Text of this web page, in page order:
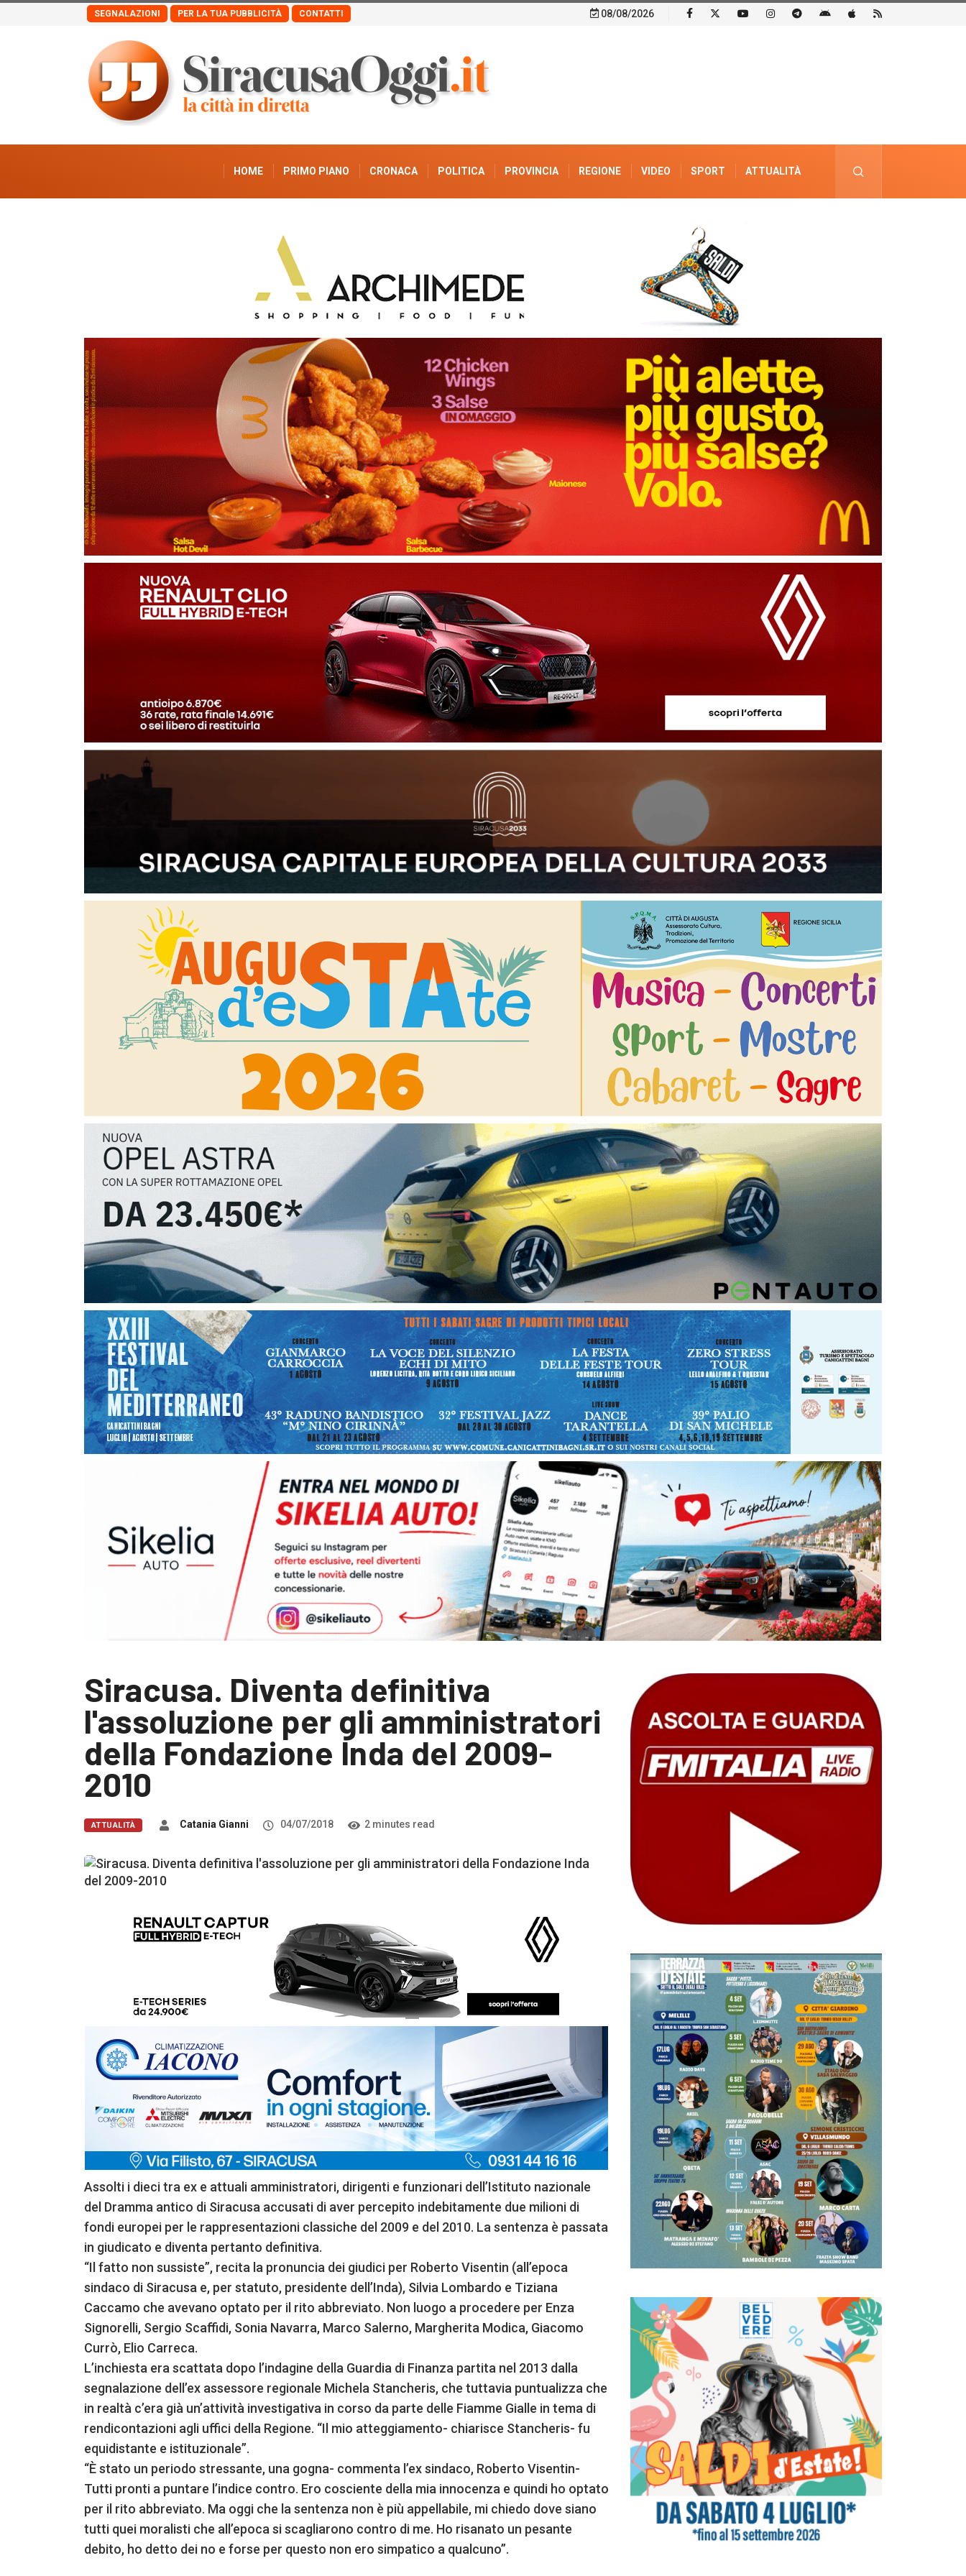
SEGNALAZIONI PER LA TUA PUBBLICITÀ CONTATTI 08/08/2026
HOME PRIMO PIANO CRONACA POLITICA PROVINCIA REGIONE VIDEO SPORT ATTUALITÀ
PUBBLICITÀ ELETTORALE
Siracusa. Diventa definitiva
l'assoluzione per gli amministratori
della Fondazione Inda del 2009-
2010
ATTUALITÀ Catania Gianni 04/07/2018 2 minutes read
Assolti i dieci tra ex e attuali amministratori, dirigenti e funzionari dell’Istituto nazionale
del Dramma antico di Siracusa accusati di aver percepito indebitamente due milioni di
fondi europei per le rappresentazioni classiche del 2009 e del 2010. La sentenza è passata
in giudicato e diventa pertanto definitiva.
“Il fatto non sussiste”, recita la pronuncia dei giudici per Roberto Visentin (all’epoca
sindaco di Siracusa e, per statuto, presidente dell’Inda), Silvia Lombardo e Tiziana
Caccamo che avevano optato per il rito abbreviato. Non luogo a procedere per Enza
Signorelli, Sergio Scaffidi, Sonia Navarra, Marco Salerno, Margherita Modica, Giacomo
Currò, Elio Carreca.
L’inchiesta era scattata dopo l’indagine della Guardia di Finanza partita nel 2013 dalla
segnalazione dell’ex assessore regionale Michela Stancheris, che tuttavia puntualizza che
in realtà c’era già un’attività investigativa in corso da parte delle Fiamme Gialle in tema di
rendicontazioni agli uffici della Regione. “Il mio atteggiamento- chiarisce Stancheris- fu
equidistante e istituzionale”.
“È stato un periodo stressante, una gogna- commenta l’ex sindaco, Roberto Visentin-
Tutti pronti a puntare l’indice contro. Ero cosciente della mia innocenza e quindi ho optato
per il rito abbreviato. Ma oggi che la sentenza non è più appellabile, mi chiedo dove siano
tutti quei moralisti che all’epoca si scagliarono contro di me. Ho risanato un pesante
debito, ho detto dei no e forse per questo non ero simpatico a qualcuno”.